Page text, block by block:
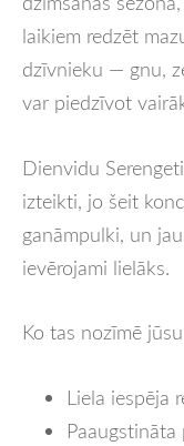
laikiem redzēt
dzīvnieku — gnu,
var piedzīvot
Dienvidu
izteikti, jo šeit
ganāmpulki, un
ievērojami lielāks.
Ko tas nozīmē
Liela iespēja